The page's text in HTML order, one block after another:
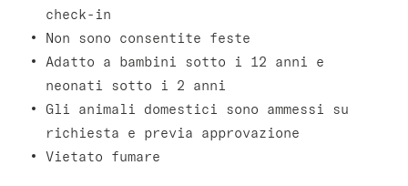
check-in
Non sono consentite feste
Adatto a bambini sotto i 12 anni e
neonati sotto i 2 anni
Gli animali domestici sono ammessi su
richiesta e previa approvazione
Vietato fumare